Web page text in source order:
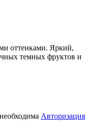
оттенками. Яркий,
темных фруктов и
Авторизация